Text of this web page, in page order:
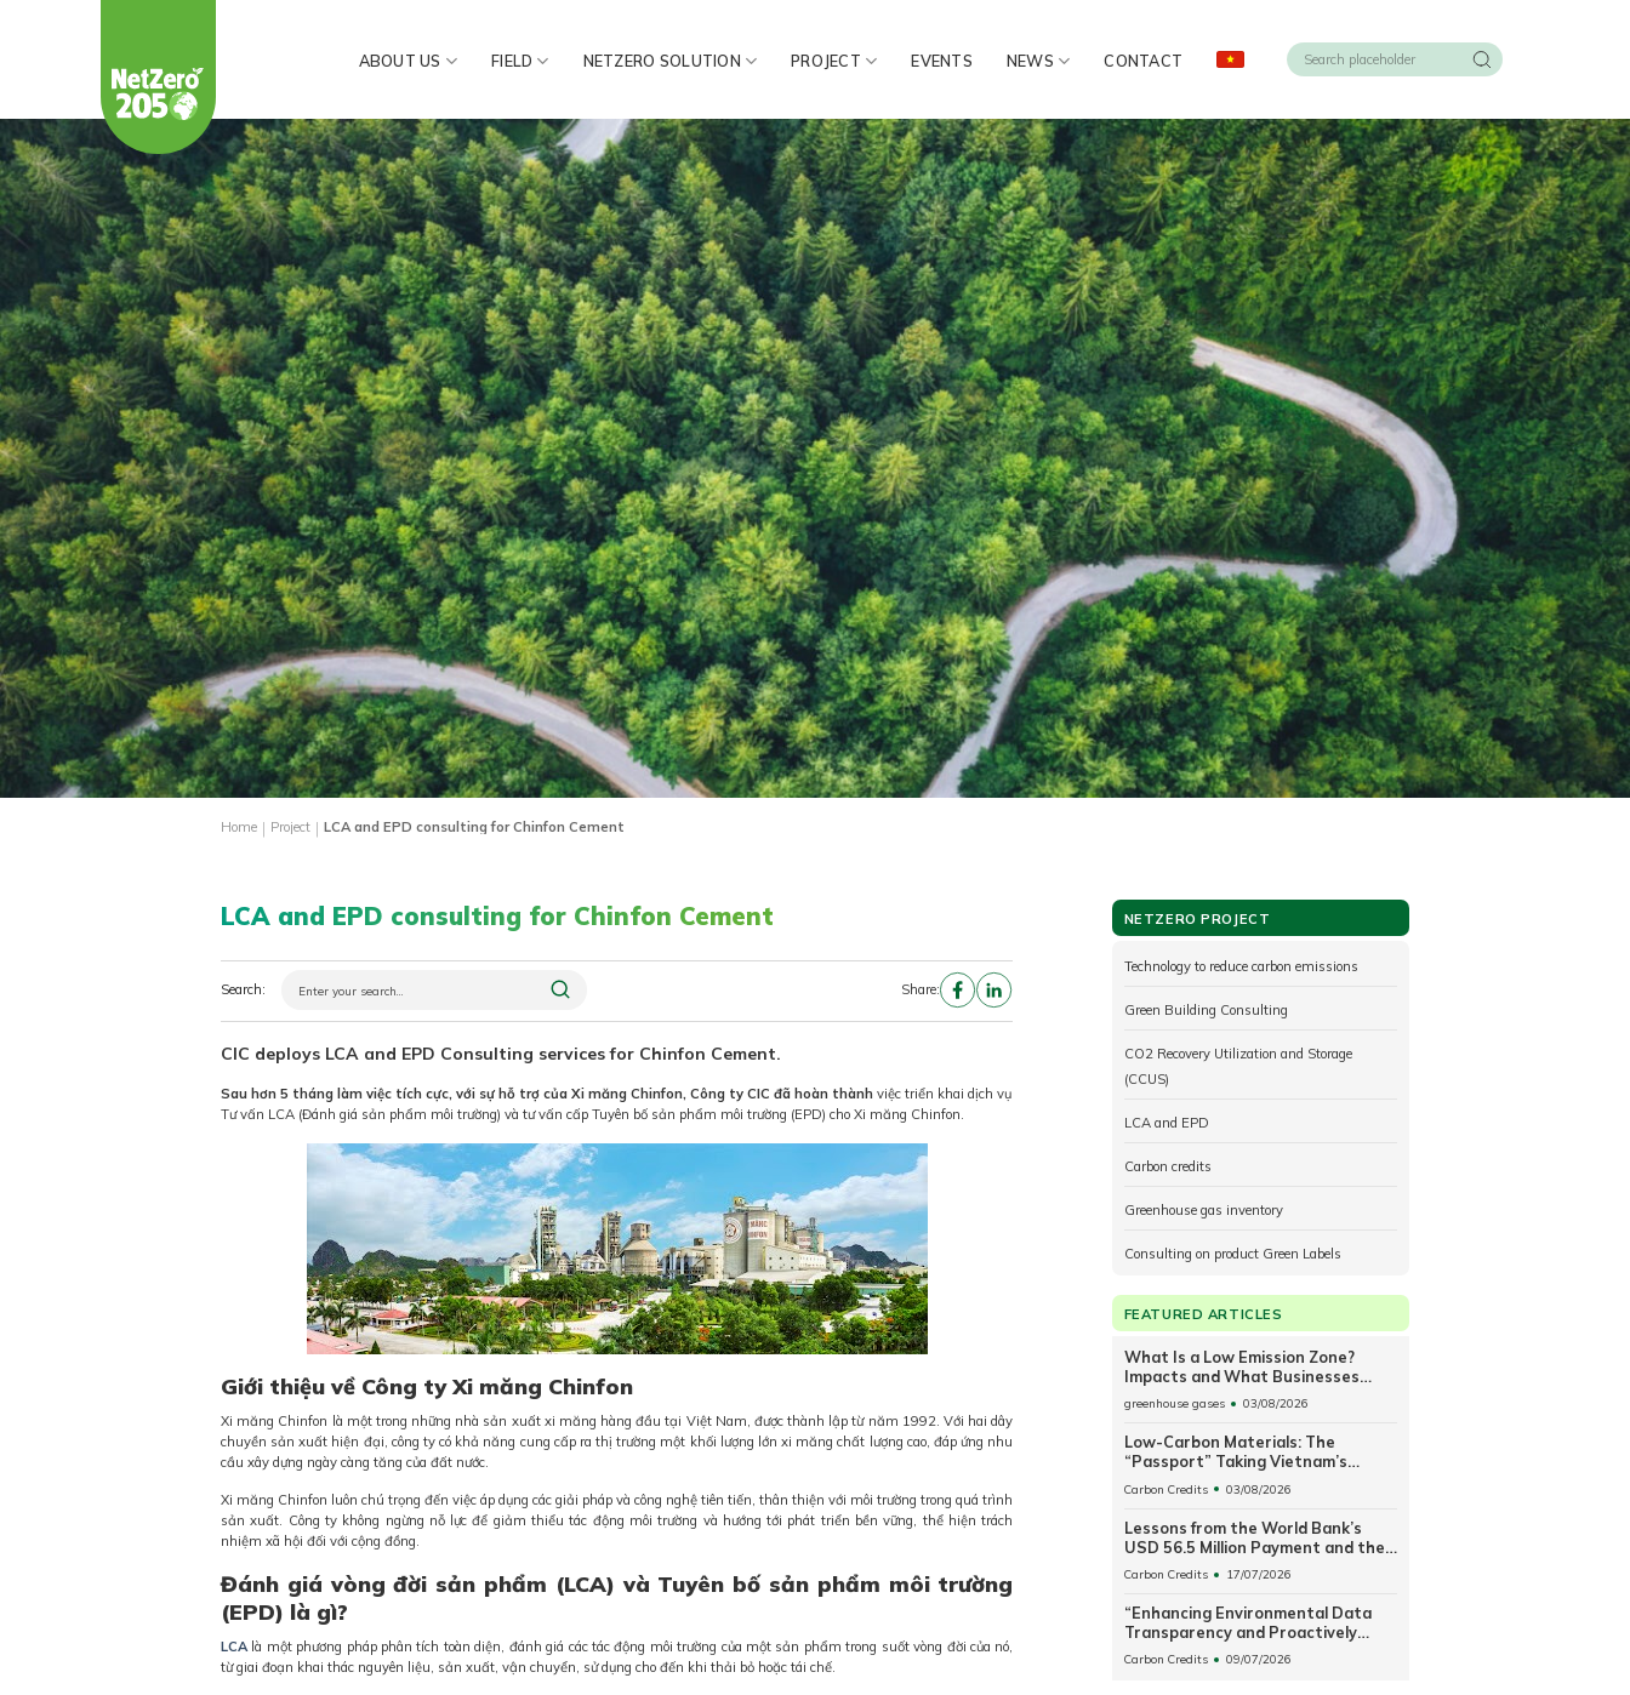
ABOUT US FIELD NETZERO SOLUTION PROJECT EVENTS NEWS CONTACT
Home | Project | LCA and EPD consulting for Chinfon Cement
LCA and EPD consulting for Chinfon Cement
Search: Share:
CIC deploys LCA and EPD Consulting services for Chinfon Cement.
Sau hơn 5 tháng làm việc tích cực, với sự hỗ trợ của Xi măng Chinfon, Công ty CIC đã hoàn thành việc triển khai dịch vụ
Tư vấn LCA (Đánh giá sản phẩm môi trường) và tư vấn cấp Tuyên bố sản phẩm môi trường (EPD) cho Xi măng Chinfon.
Giới thiệu về Công ty Xi măng Chinfon
Xi măng Chinfon là một trong những nhà sản xuất xi măng hàng đầu tại Việt Nam, được thành lập từ năm 1992. Với hai dây
chuyền sản xuất hiện đại, công ty có khả năng cung cấp ra thị trường một khối lượng lớn xi măng chất lượng cao, đáp ứng nhu
cầu xây dựng ngày càng tăng của đất nước.
Xi măng Chinfon luôn chú trọng đến việc áp dụng các giải pháp và công nghệ tiên tiến, thân thiện với môi trường trong quá trình
sản xuất. Công ty không ngừng nỗ lực để giảm thiểu tác động môi trường và hướng tới phát triển bền vững, thể hiện trách
nhiệm xã hội đối với cộng đồng.
Đánh giá vòng đời sản phẩm (LCA) và Tuyên bố sản phẩm môi trường
(EPD) là gì?
LCA là một phương pháp phân tích toàn diện, đánh giá các tác động môi trường của một sản phẩm trong suốt vòng đời của nó,
từ giai đoạn khai thác nguyên liệu, sản xuất, vận chuyển, sử dụng cho đến khi thải bỏ hoặc tái chế.
NETZERO PROJECT
Technology to reduce carbon emissions
Green Building Consulting
CO2 Recovery Utilization and Storage
(CCUS)
LCA and EPD
Carbon credits
Greenhouse gas inventory
Consulting on product Green Labels
FEATURED ARTICLES
What Is a Low Emission Zone?
Impacts and What Businesses
Need to Prepare
greenhouse gases 03/08/2026
Low-Carbon Materials: The
“Passport” Taking Vietnam’s
Construction Industry to the
World
Carbon Credits 03/08/2026
Lessons from the World Bank’s
USD 56.5 Million Payment and the
Future of Vietnam’s Carbon
Carbon Credits 17/07/2026
“Enhancing Environmental Data
Transparency and Proactively
Participating in the Carbon
Carbon Credits 09/07/2026